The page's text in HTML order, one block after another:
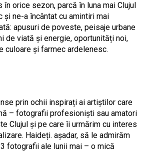
în orice sezon, parcă în luna mai Clujul
și ne-a încântat cu amintiri mai
apusuri de poveste, peisaje urbane
de viată și energie, oportunități noi,
culoare și farmec ardelenesc.
prin ochii inspirați ai artiștilor care
– fotografii profesioniști sau amatori
Clujul și pe care îi urmărim cu interes
Haideți. așadar, să le admirăm
fotografii ale lunii mai – o mică